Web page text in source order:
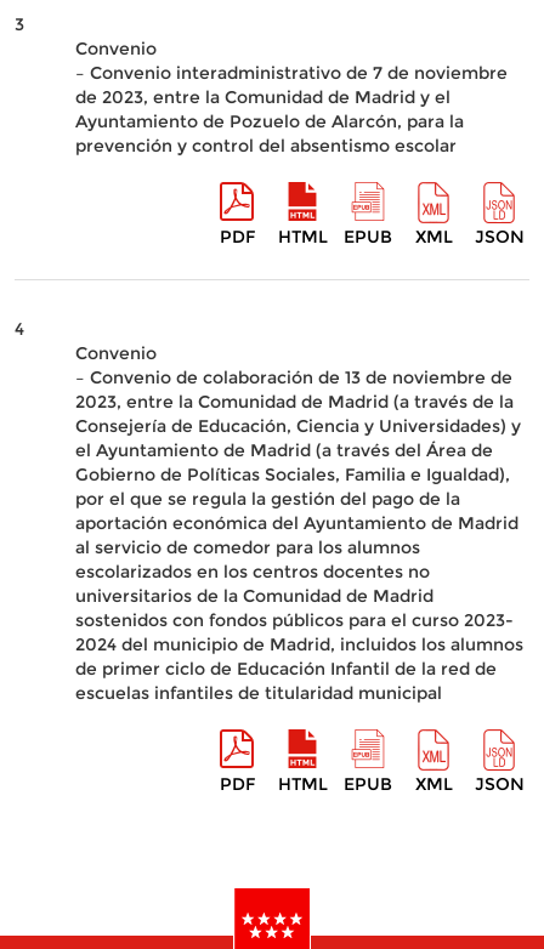
3
Convenio
– Convenio interadministrativo de 7 de noviembre
de 2023, entre la Comunidad de Madrid y el
Ayuntamiento de Pozuelo de Alarcón, para la
prevención y control del absentismo escolar
PDF HTML EPUB XML JSON
4
Convenio
– Convenio de colaboración de 13 de noviembre de
2023, entre la Comunidad de Madrid (a través de la
Consejería de Educación, Ciencia y Universidades) y
el Ayuntamiento de Madrid (a través del Área de
Gobierno de Políticas Sociales, Familia e Igualdad),
por el que se regula la gestión del pago de la
aportación económica del Ayuntamiento de Madrid
al servicio de comedor para los alumnos
escolarizados en los centros docentes no
universitarios de la Comunidad de Madrid
sostenidos con fondos públicos para el curso 2023-
2024 del municipio de Madrid, incluidos los alumnos
de primer ciclo de Educación Infantil de la red de
escuelas infantiles de titularidad municipal
PDF HTML EPUB XML JSON